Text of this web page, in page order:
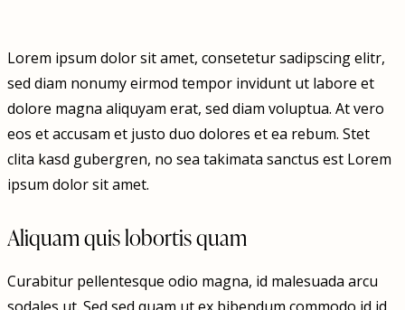
Lorem ipsum dolor sit amet, consetetur sadipscing elitr,
sed diam nonumy eirmod tempor invidunt ut labore et
dolore magna aliquyam erat, sed diam voluptua. At vero
eos et accusam et justo duo dolores et ea rebum. Stet
clita kasd gubergren, no sea takimata sanctus est Lorem
ipsum dolor sit amet.
Aliquam quis lobortis quam
Curabitur pellentesque odio magna, id malesuada arcu